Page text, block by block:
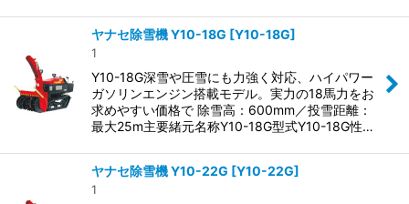
ヤナセ除雪機 Y10-18G [Y10-18G]
1
Y10-18G深雪や圧雪にも力強く対応、ハイパワー
ガソリンエンジン搭載モデル。実力の18馬力をお
求めやすい価格で 除雪高：600mm／投雪距離：
最大25m主要緒元名称Y10-18G型式Y10-18G性…
ヤナセ除雪機 Y10-22G [Y10-22G]
1